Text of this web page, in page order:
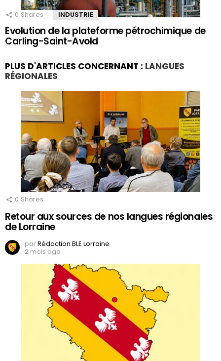
0 Shares INDUSTRIE
Evolution de la plateforme pétrochimique de
Carling-Saint-Avold
PLUS D'ARTICLES CONCERNANT : LANGUES
RÉGIONALES
0 Shares
Retour aux sources de nos langues régionales
de Lorraine
parRédaction BLE Lorraine
2 mois ago